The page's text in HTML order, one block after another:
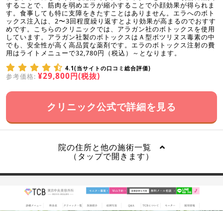
することで、筋肉を弱めエラが縮小することで小顔効果が得られま
す。食事しても特に支障をきたすことはありません。エラへのボト
ックス注入は、2〜3回程度繰り返すとより効果が高まるのでおすす
めです。こちらのクリニックでは、アラガン社のボトックスを使用
しています。アラガン社製のボトックスはＡ型ボツリヌス毒素の中
でも、安全性が高く高品質な薬剤です。エラのボトックス注射の費
用はライトメニューで32,780円（税込）～となります。
4.1(当サイトの口コミ総合評価)
参考価格: ¥29,800円(税抜)
クリニック公式で詳細を見る
院の住所と他の施術一覧
（タップで開きます）